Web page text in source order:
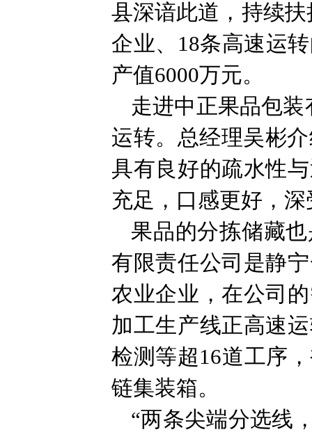
县深谙此道，持续
企业、18条高速运
产值6000万元。
走进中正果品包
运转。总经理吴彬
具有良好的疏水性
充足，口感更好，
果品的分拣储藏
有限责任公司是静
农业企业，在公司
加工生产线正高速
检测等超16道工序
链集装箱。
“两条尖端分选线